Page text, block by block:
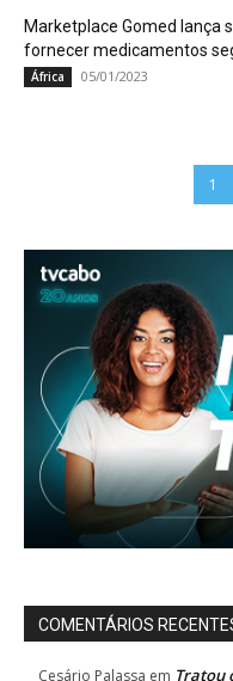
Marketplace Gomed lança
fornecer medicamentos
África 05/01/2023
1
COMENTÁRIOS
Cesário Palassa em Tratou